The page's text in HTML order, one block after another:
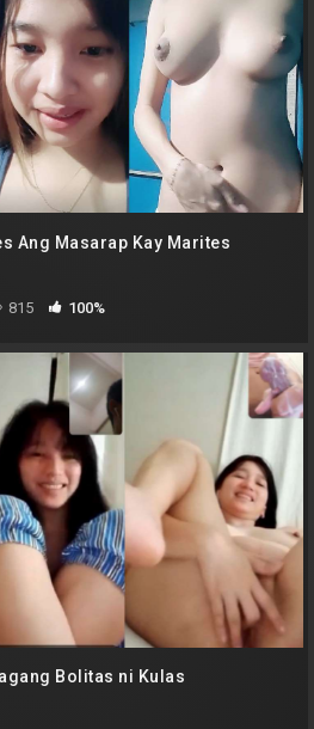
Ang Masarap Kay Marites
815 100%
Bolitas ni Kulas